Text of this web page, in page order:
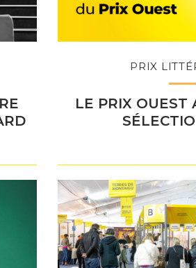
PRIX
LE PRIX OUEST